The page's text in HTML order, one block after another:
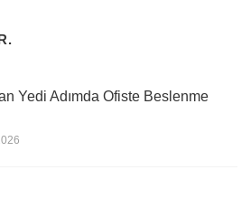
Yedi Adımda Ofiste Beslenme